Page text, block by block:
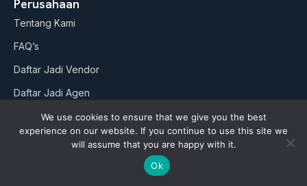
t
u
b
e
t
a
a
e
b
k
Perusahaan
Tentang Kami
FAQ’s
Daftar Jadi Vendor
Daftar Jadi Agen
Artikel
Business Suites
We use cookies to ensure that we give you the best
experience on our website. If you continue to use this site we
will assume that you are happy with it.
Ok